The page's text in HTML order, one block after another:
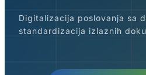
Digitalizacija poslovanja sa
standardizacija izlaznih